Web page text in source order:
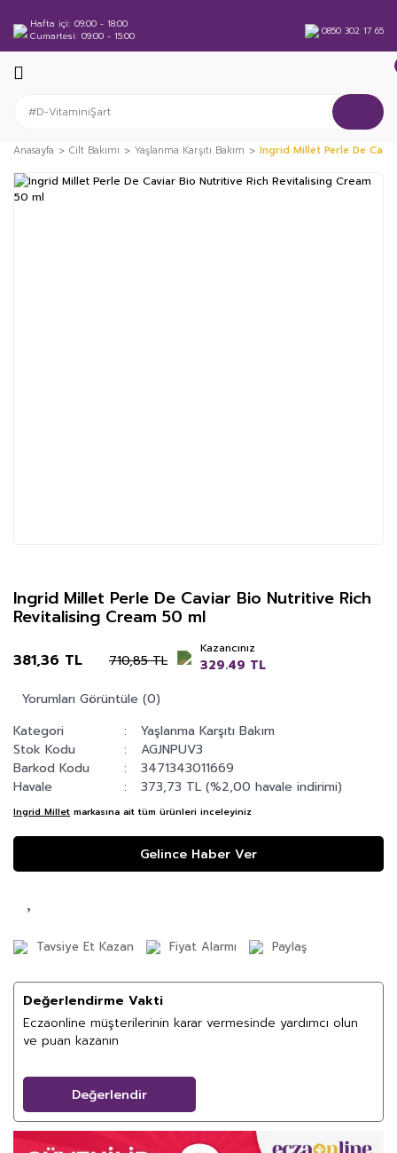
Hafta içi 09:00 - 18:00
Cumartesi 09:00 - 15:00 0850 302 17 65
Anasayfa Cilt Bakımı Yaşlanma Karşıtı Bakım Ingrid Millet Perle De
Ingrid Millet Perle De Caviar Bio Nutritive Rich
Revitalising Cream 50 ml
381,36 TL 710,85 TL
Kazancınız
329.49 TL
Yorumları Görüntüle (0)
Kategori
Yaşlanma Karşıtı Bakım
Stok Kodu
AGJNPUV3
Barkod Kodu
3471343011669
Havale
373,73 TL (%2,00 havale indirimi)
Ingrid Millet markasına ait tüm ürünleri inceleyiniz
Gelince Haber Ver
Tavsiye Et Kazan Fiyat Alarmı Paylaş
Değerlendirme Vakti
Eczaonline müşterilerinin karar vermesinde yardımcı olun
ve puan kazanın
Değerlendir